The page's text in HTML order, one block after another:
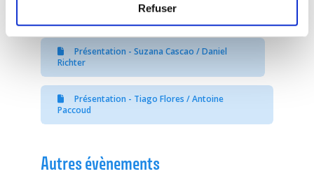
Refuser
Présentation - Paul Zahlen
Présentation - Suzana Cascao / Daniel
Richter
Présentation - Tiago Flores / Antoine
Paccoud
Autres évènements